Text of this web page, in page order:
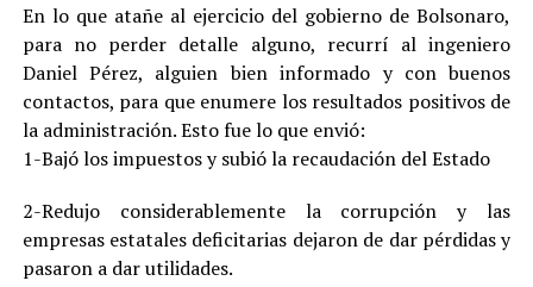
En lo que atañe al ejercicio del gobierno de Bolsonaro,
para no perder detalle alguno, recurrí al ingeniero
Daniel Pérez, alguien bien informado y con buenos
contactos, para que enumere los resultados positivos de
la administración. Esto fue lo que envió:
1-Bajó los impuestos y subió la recaudación del Estado
2-Redujo considerablemente la corrupción y las
empresas estatales deficitarias dejaron de dar pérdidas y
pasaron a dar utilidades.